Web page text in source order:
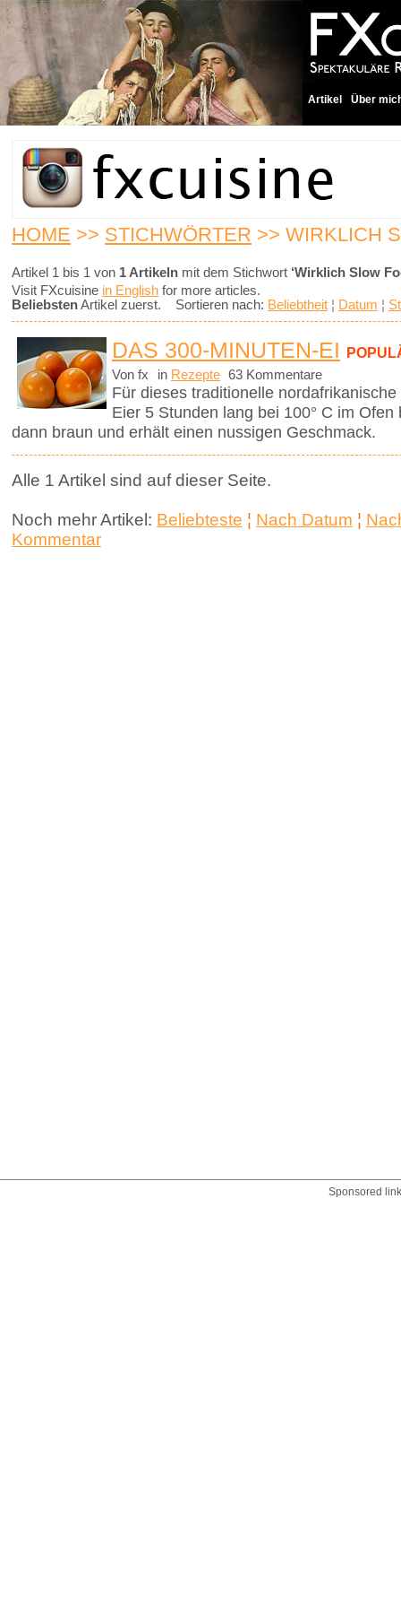
Artikel Über
HOME >> STICHWÖRTER >> WIRKLICH
Artikel 1 bis 1 von 1 Artikeln mit dem Stichwort ‘Wirklich Slow
Visit FXcuisine in English for more articles.
BeliebstenArtikel zuerst. Sortieren nach: Beliebtheit ¦ Datum ¦
DAS 300-MINUTEN-EI
Von fx in Rezepte 63 Kommentare
Für dieses traditionelle
Eier 5 Stunden lang bei 100° C im
dann braun und erhält einen nussigen Geschmack.
Alle 1 Artikel sind auf dieser Seite.
Noch mehr Artikel: Beliebteste ¦ Nach Datum ¦
Kommentar
Sponsored